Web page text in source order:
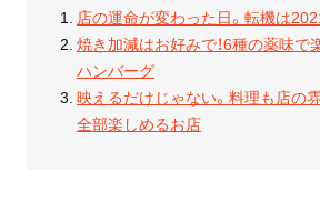
店の運命が変わった日。転機は
焼き加減はお好みで！6種の薬味で
ハンバーグ
映えるだけじゃない。料理も店の
全部楽しめるお店